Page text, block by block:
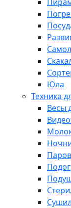
Юла
Техника
Весы